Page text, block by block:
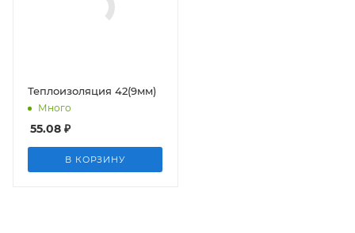
Теплоизоляция 42(9мм)
Много
55.08 ₽
В КОРЗИНУ